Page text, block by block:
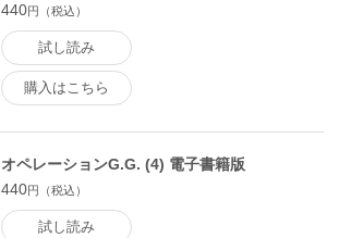
440円（税込）
試し読み
購入はこちら
オペレーションG.G. (4) 電子書籍版
440円（税込）
試し読み